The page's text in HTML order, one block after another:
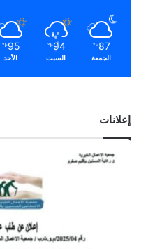
87
℉
الجمعة
94
℉
السبت
95
℉
الأحد
إعلانات